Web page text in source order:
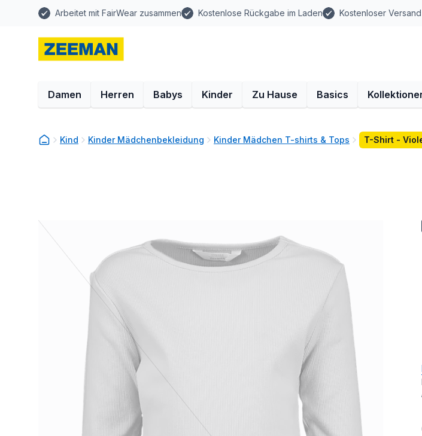
Arbeitet mit FairWear zusammen Kostenlose Rückgabe im Laden Kostenloser
Damen Herren Babys Kinder Zu Hause Basics
Kind Kinder Mädchenbekleidung Kinder Mädchen T-shirts & Tops T-Shirt -